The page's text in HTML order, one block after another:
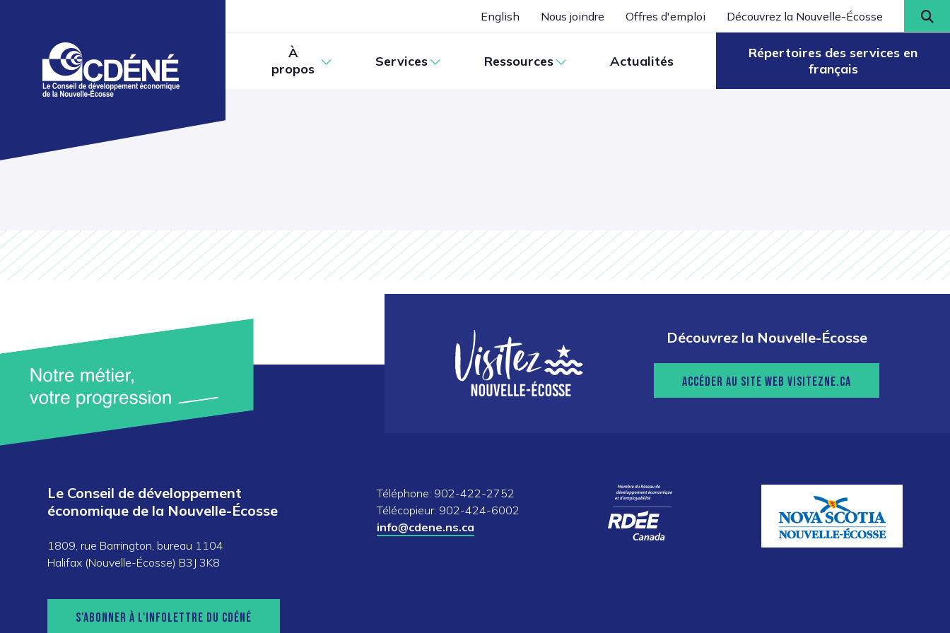
English Nous joindre Offres d'emploi Découvrez la Nouvelle-Écosse
À
propos
Services Ressources Actualités
Répertoires des services en
français
Découvrez la Nouvelle-Écosse
ACCÉDER AU SITE WEB VISITEZNE.CA
Le Conseil de développement
économique de la Nouvelle-Écosse
1809, rue Barrington, bureau 1104
Halifax (Nouvelle-Écosse) B3J 3K8
Téléphone: 902-422-2752
Télécopieur: 902-424-6002
info@cdene.ns.ca
S'ABONNER À L'INFOLETTRE DU CDÉNÉ